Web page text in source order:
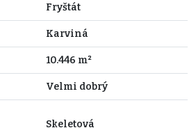
Fryštát
Karviná
10.446 m²
Velmi dobrý
Skeletová